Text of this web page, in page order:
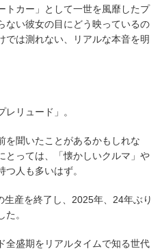
トカー」として一世を風靡したプ
ない彼女の目にどう映っているの
では測れない、リアルな本音を明
リュード」。
を聞いたことがあるかもしれな
とっては、「懐かしいクルマ」や
つ人も多いはず。
産を終了し、2025年、24年ぶり
。
全盛期をリアルタイムで知る世代